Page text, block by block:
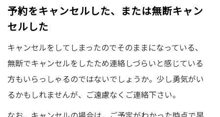
予約をキャンセルした、または無断キャン
セルした
キャンセルをしてしまったのでそのままになっている、
無断でキャンセルをしたため連絡しづらいと感じている
方もいらっしゃるのではないでしょうか。少し勇気がい
るかもしれませんが、ご遠慮なくご連絡下さい。